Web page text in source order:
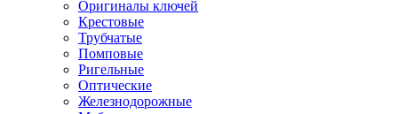
Оригиналы ключей
Крестовые
Трубчатые
Помповые
Ригельные
Оптические
Железнодорожные